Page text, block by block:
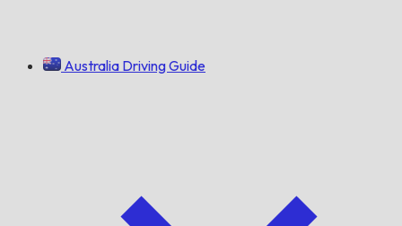
Australia Driving Guide